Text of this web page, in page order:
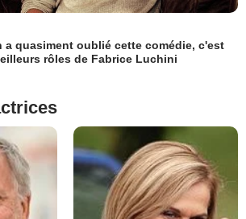
a quasiment oublié cette comédie, c'est
rôles de Fabrice Luchini